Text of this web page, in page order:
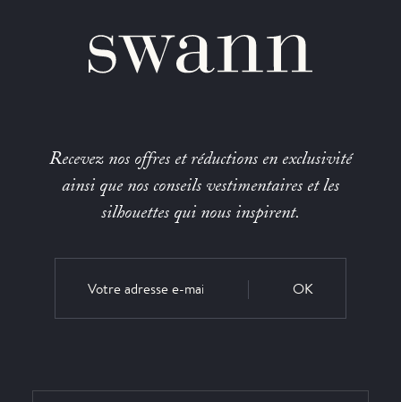
Recevez nos offres et réductions en exclusivité
ainsi que nos conseils vestimentaires et les
silhouettes qui nous inspirent.
OK